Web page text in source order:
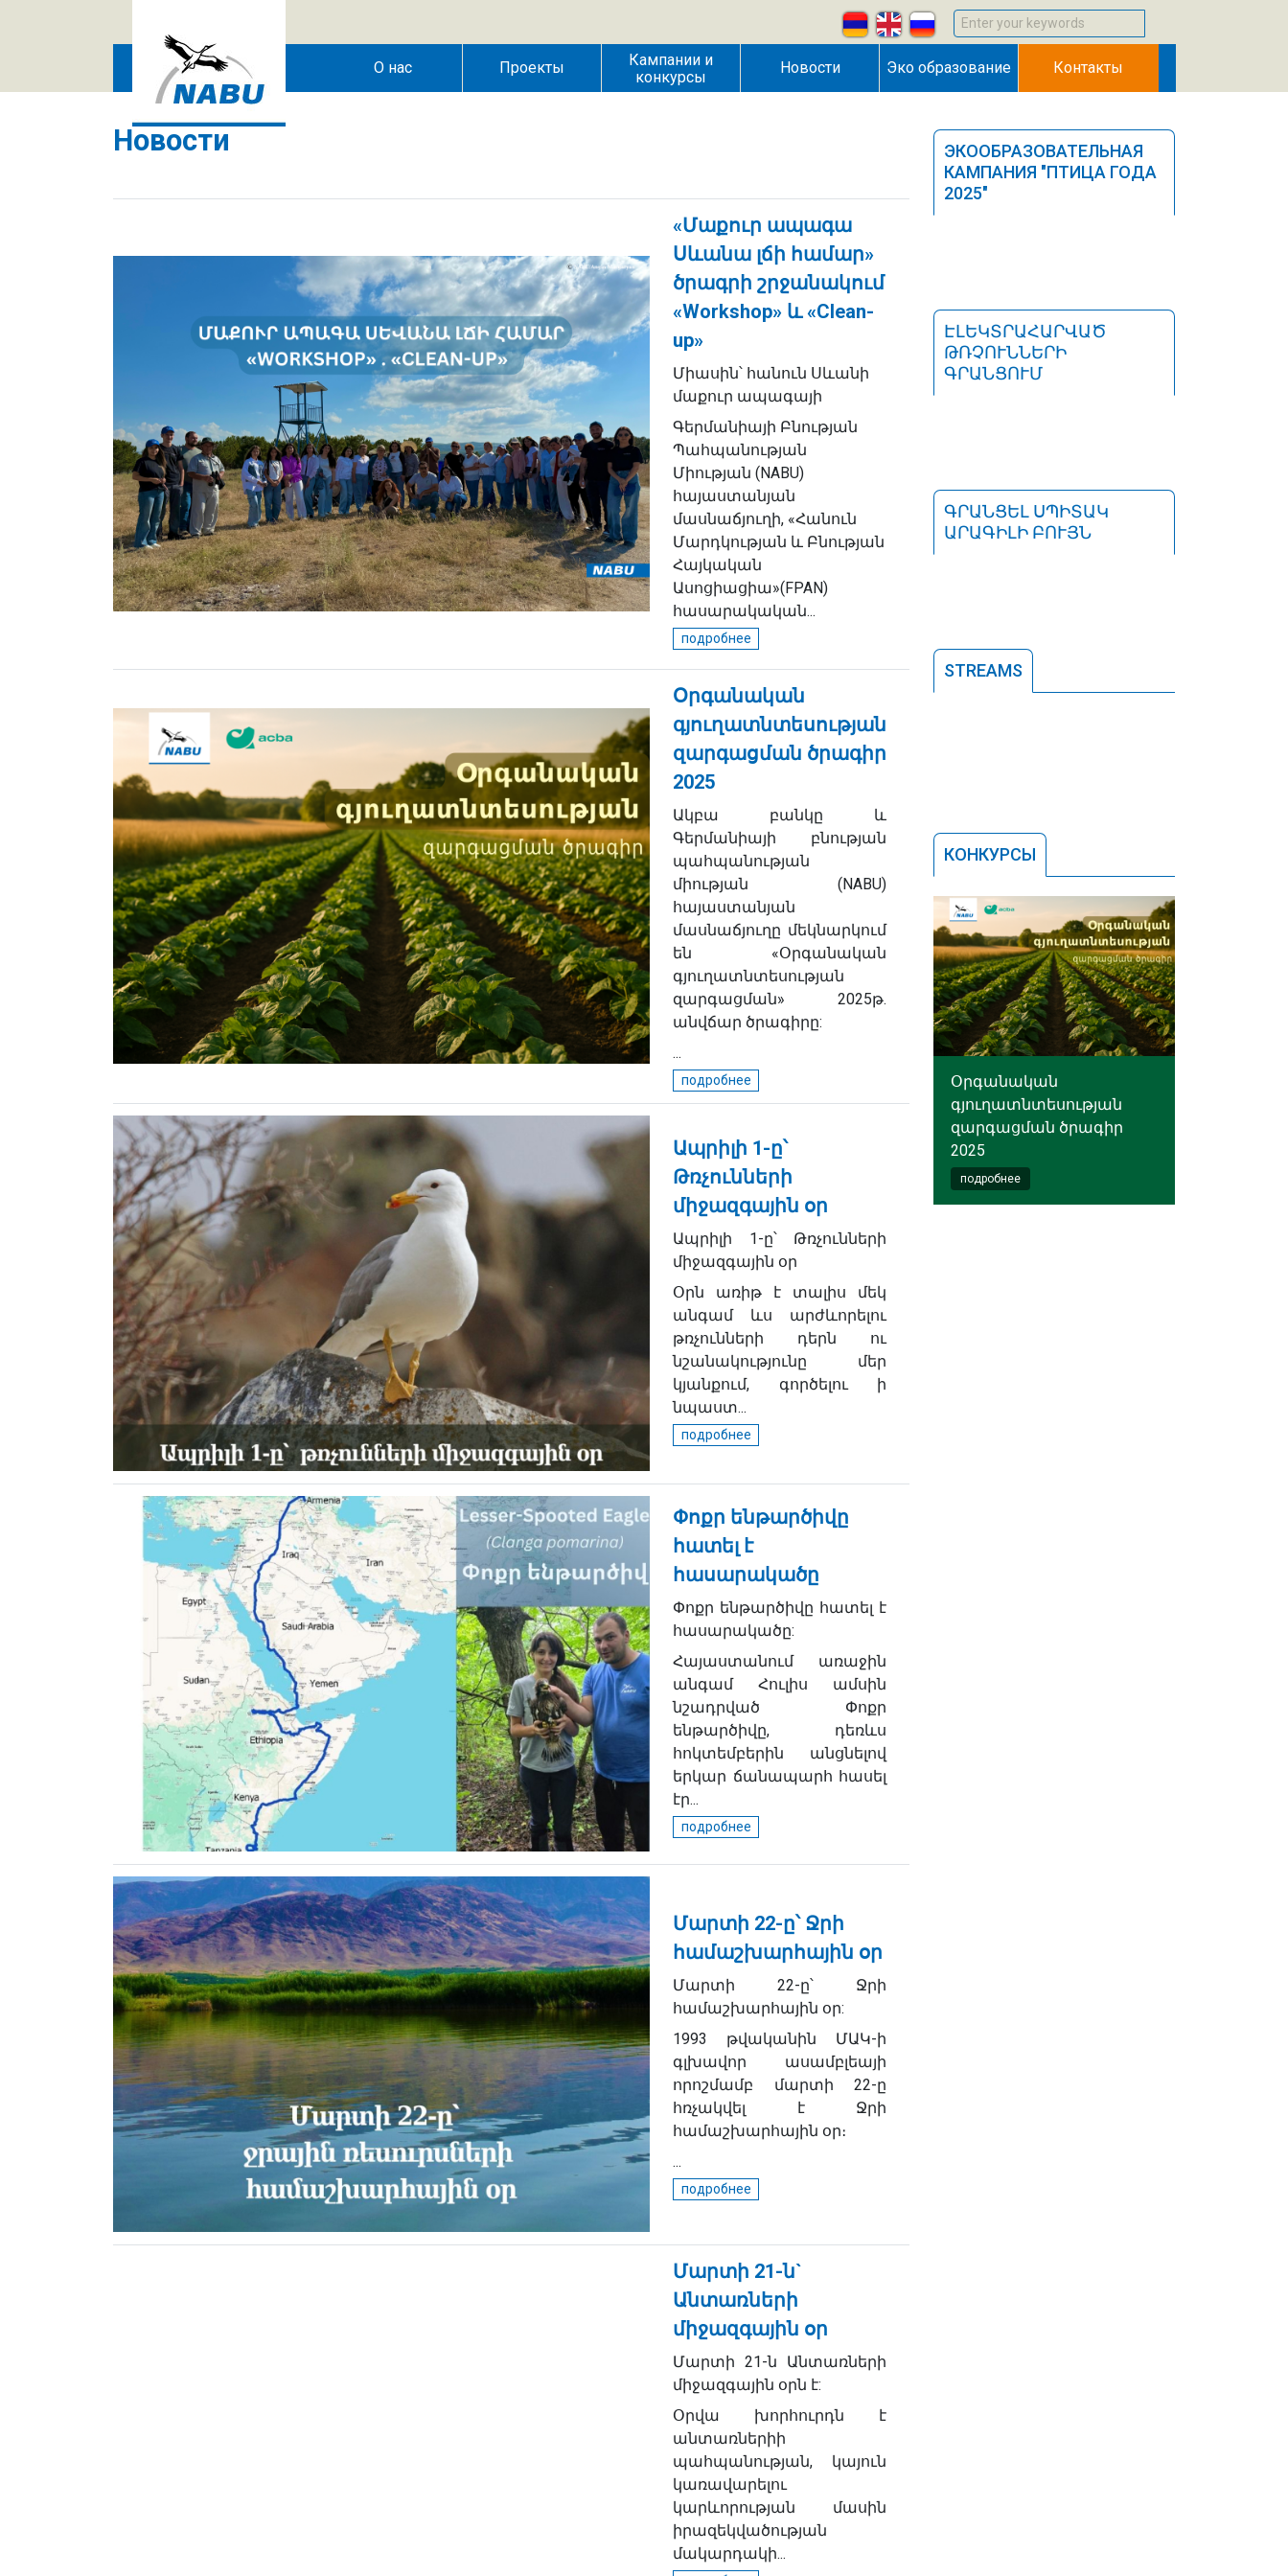
Enter your keywords
О нас Проекты
Кампании и
конкурсы
Новости Эко образование Контакты
Новости
«Մաքուր ապագա
Սևանա լճի համար»
ծրագրի շրջանակում
«Workshop» և «Clean-
up»
Միասին՝ հանուն Սևանի
մաքուր ապագայի
Գերմանիայի Բնության
Պահպանության
Միության (NABU)
հայաստանյան
մասնաճյուղի, «Հանուն
Մարդկության և Բնության
Հայկական
Ասոցիացիա»(FPAN)
հասարակական...
подробнее
Օրգանական
գյուղատնտեսության
զարգացման ծրագիր
2025
Ակբա բանկը և
Գերմանիայի բնության
պահպանության
միության (NABU)
հայաստանյան
մասնաճյուղը մեկնարկում
են «Օրգանական
գյուղատնտեսության
զարգացման» 2025թ.
անվճար ծրագիրը:
...
подробнее
Ապրիլի 1-ը՝
Թռչունների
միջազգային օր
Ապրիլի 1-ը՝ Թռչունների
միջազգային օր
Օրն առիթ է տալիս մեկ
անգամ ևս արժևորելու
թռչունների դերն ու
նշանակությունը մեր
կյանքում, գործելու ի
նպաստ...
подробнее
Փոքր ենթարծիվը
հատել է
հասարակածը
Փոքր ենթարծիվը հատել է
հասարակածը:
Հայաստանում առաջին
անգամ Հուլիս ամսին
նշադրված Փոքր
ենթարծիվը, դեռևս
հոկտեմբերին անցնելով
երկար ճանապարհ հասել
էր...
подробнее
Մարտի 22-ը՝ Ջրի
համաշխարհային օր
Մարտի 22-ը՝ Ջրի
համաշխարհային օր:
1993 թվականին ՄԱԿ-ի
գլխավոր ասամբլեայի
որոշմամբ մարտի 22-ը
հռչակվել է Ջրի
համաշխարհային օր։
...
подробнее
Մարտի 21-ն`
Անտառների
միջազգային օր
Մարտի 21-ն Անտառների
միջազգային օրն է:
Օրվա խորհուրդն է
անտառներիի
պահպանության, կայուն
կառավարելու
կարևորության մասին
իրազեկվածության
մակարդակի...
ЭКООБРАЗОВАТЕЛЬНАЯ
КАМПАНИЯ "ПТИЦА ГОДА
2025"
ԷԼԵԿՏՐԱՀԱՐՎԱԾ
ԹՌՉՈՒՆՆԵՐԻ
ԳՐԱՆՑՈՒՄ
ԳՐԱՆՑԵԼ ՍՊԻՏԱԿ
ԱՐԱԳԻԼԻ ԲՈՒՅՆ
STREAMS
КОНКУРСЫ
Օրգանական
գյուղատնտեսության
զարգացման ծրագիր
2025
подробнее